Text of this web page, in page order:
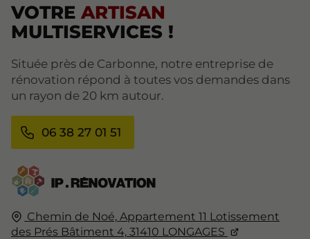
Chemin de Noé, Appartement 11 Lotissement
des Prés Bâtiment 4, 31410 LONGAGES
VOTRE ARTISAN
MULTISERVICES !
Située près de Carbonne, notre entreprise de
rénovation répond à toutes vos demandes dans
un rayon de 20 km autour.
06 38 27 01 51